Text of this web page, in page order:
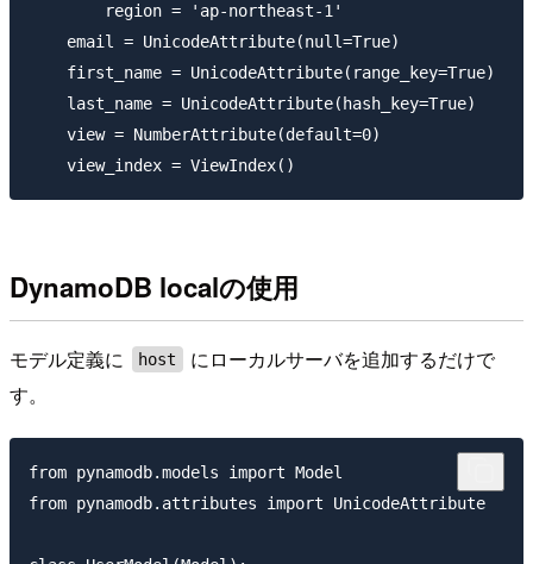
        region = 'ap-northeast-1'
    email = UnicodeAttribute(null=True)
    first_name = UnicodeAttribute(range_key=True)
    last_name = UnicodeAttribute(hash_key=True)
    view = NumberAttribute(default=0)
DynamoDB localの使用
モデル定義に host
にローカルサーバを追加するだけで
す。
from pynamodb.models import Model
from pynamodb.attributes import UnicodeAttribute